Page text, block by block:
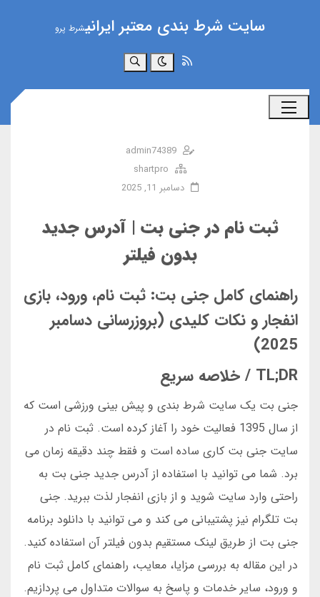
سایت شرط بندی معتبر ایرانیشرط پرو
جستجو
admin74389
shartpro
دسامبر 11, 2025
ثبت نام در جنی بت | آدرس جدید
بدون فیلتر
راهنمای کامل جنی بت: ثبت نام، ورود، بازی
انفجار و نکات کلیدی (بروزرسانی دسامبر
2025)
TL;DR / خلاصه سریع
جنی بت یک سایت شرط بندی و پیش بینی ورزشی است که
از سال 1395 فعالیت خود را آغاز کرده است. ثبت نام در
سایت جنی بت کاری ساده است و فقط چند دقیقه زمان می
برد. شما می توانید با استفاده از آدرس جدید جنی بت به
راحتی وارد سایت شوید و از بازی انفجار لذت ببرید. جنی
بت تلگرام نیز پشتیبانی می کند و می توانید با دانلود برنامه
جنی بت از طریق لینک مستقیم بدون فیلتر آن استفاده کنید.
در این مقاله به بررسی مزایا، معایب، راهنمای کامل ثبت نام
و ورود، سایر خدمات و پاسخ به سوالات متداول می پردازیم.